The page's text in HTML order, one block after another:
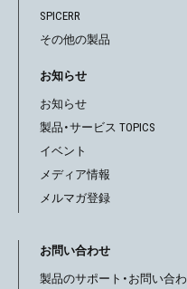
SPICERR
その他の製品
お知らせ
お知らせ
製品・サービス TOPICS
イベント
メディア情報
メルマガ登録
お問い合わせ
製品のサポート・お問い合わ